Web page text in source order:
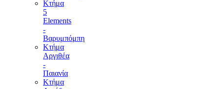
Κτήμα
5
Elements
-
Βαρυμπόμπη
Κτήμα
Αργιθέα
-
Παιανία
Κτήμα